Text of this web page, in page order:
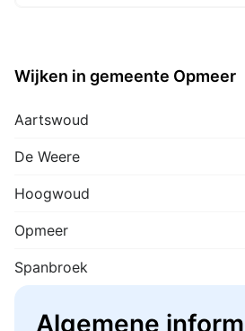
Wijken in gemeente Opmeer
Aartswoud
De Weere
Hoogwoud
Opmeer
Spanbroek
Algemene